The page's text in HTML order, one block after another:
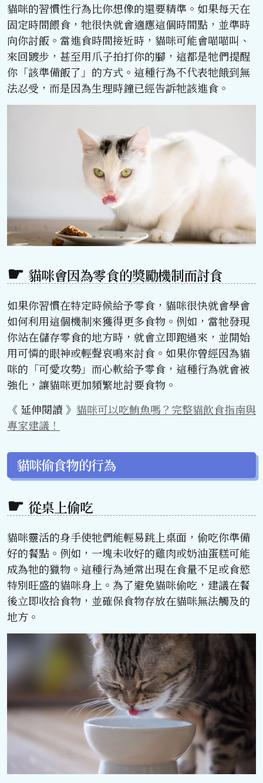
貓咪的習慣性行為比你想像的還要精準。如果每天在
固定時間餵食，牠很快就會適應這個時間點，並準時
向你討飯。當進食時間接近時，貓咪可能會喵喵叫、
來回踱步，甚至用爪子拍打你的腳，這都是牠們提醒
你「該準備飯了」的方式。這種行為不代表牠餓到無
法忍受，而是因為生理時鐘已經告訴牠該進食。
貓咪會因為零食的獎勵機制而討食
如果你習慣在特定時候給予零食，貓咪很快就會學會
如何利用這個機制來獲得更多食物。例如，當牠發現
你站在儲存零食的地方時，就會立即跑過來，並開始
用可憐的眼神或輕聲哀鳴來討食。如果你曾經因為貓
咪的「可愛攻勢」而心軟給予零食，這種行為就會被
強化，讓貓咪更加頻繁地討要食物。
《 延伸閱讀 》 貓咪可以吃鮪魚嗎？完整貓飲食指南與
專家建議！
貓咪偷食物的行為
從桌上偷吃
貓咪靈活的身手使牠們能輕易跳上桌面，偷吃你準備
好的餐點。例如，一塊未收好的雞肉或奶油蛋糕可能
成為牠的獵物。這種行為通常出現在食量不足或食慾
特別旺盛的貓咪身上。為了避免貓咪偷吃，建議在餐
後立即收拾食物，並確保食物存放在貓咪無法觸及的
地方。